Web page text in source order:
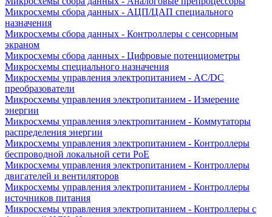
Микросхемы сбора данных - АЦП/ЦАП специального
назначения
Микросхемы сбора данных - Контроллеры с сенсорным
экраном
Микросхемы сбора данных - Цифровые потенциометры
Микросхемы специального назначения
Микросхемы управления электропитанием - AC/DC
преобразователи
Микросхемы управления электропитанием - Измерение
энергии
Микросхемы управления электропитанием - Коммутаторы
распределения энергии
Микросхемы управления электропитанием - Контроллеры
беспроводной локальной сети PoE
Микросхемы управления электропитанием - Контроллеры
двигателей и вентиляторов
Микросхемы управления электропитанием - Контроллеры
источников питания
Микросхемы управления электропитанием - Контроллеры с